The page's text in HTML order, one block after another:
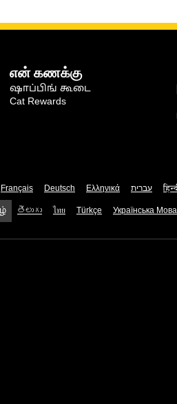
என் கணக்கு
ஷாப்பிங் கூடை
Cat Rewards
Français Deutsch Ελληνικά עברית
తెలుగు ไทย Türkçe Українська Мова